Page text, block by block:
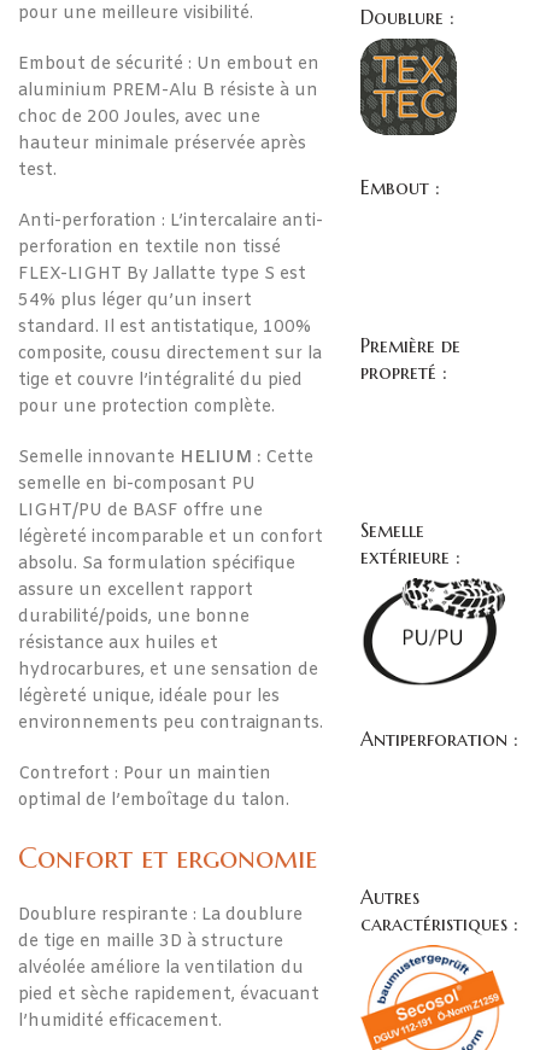
pour une meilleure visibilité.
Embout de sécurité : Un embout en
aluminium PREM-Alu B résiste à un
choc de 200 Joules, avec une
hauteur minimale préservée après
test.
Anti-perforation : L’intercalaire anti-
perforation en textile non tissé
FLEX-LIGHT By Jallatte type S est
54% plus léger qu’un insert
standard. Il est antistatique, 100%
composite, cousu directement sur la
tige et couvre l’intégralité du pied
pour une protection complète.
Semelle innovante HELIUM : Cette
semelle en bi-composant PU
LIGHT/PU de BASF offre une
légèreté incomparable et un confort
absolu. Sa formulation spécifique
assure un excellent rapport
durabilité/poids, une bonne
résistance aux huiles et
hydrocarbures, et une sensation de
légèreté unique, idéale pour les
environnements peu contraignants.
Contrefort : Pour un maintien
optimal de l’emboîtage du talon.
Confort et ergonomie
Doublure respirante : La doublure
de tige en maille 3D à structure
alvéolée améliore la ventilation du
pied et sèche rapidement, évacuant
l’humidité efficacement.
Doublure :
Embout :
Première de
propreté :
Semelle
extérieure :
Antiperforation :
Autres
caractéristiques :